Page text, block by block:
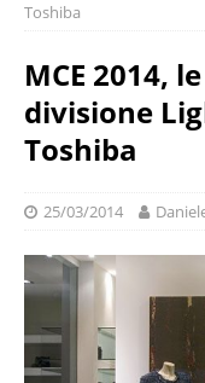
Toshiba
MCE 2014,
divisione
Toshiba
25/03/2014